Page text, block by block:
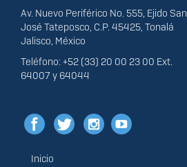
Av. Nuevo Periférico No. 555, Ejido San
José Tateposco, C.P. 45425, Tonalá
Jalisco, México
Teléfono: +52 (33) 20 00 23 00 Ext.
64007 y 64044
Inicio